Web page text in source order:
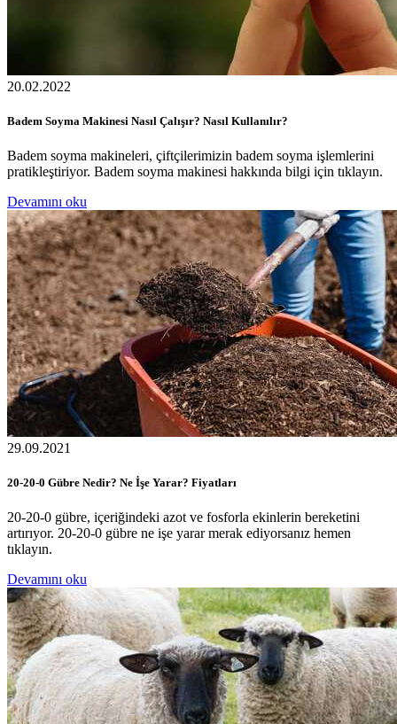
20.02.2022
Badem Soyma Makinesi Nasıl Çalışır? Nasıl Kullanılır?
Badem soyma makineleri, çiftçilerimizin badem soyma işlemlerini
pratikleştiriyor. Badem soyma makinesi hakkında bilgi için tıklayın.
Devamını oku
29.09.2021
20-20-0 Gübre Nedir? Ne İşe Yarar? Fiyatları
20-20-0 gübre, içeriğindeki azot ve fosforla ekinlerin bereketini
artırıyor. 20-20-0 gübre ne işe yarar merak ediyorsanız hemen
tıklayın.
Devamını oku